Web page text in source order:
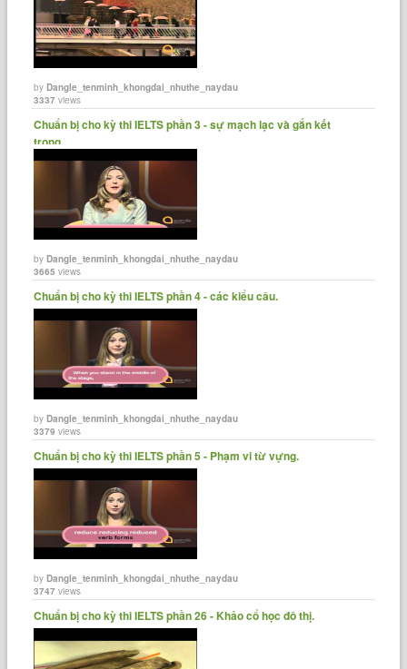
byDangle_tenminh_khongdai_nhuthe_naydau
3337 views
Chuẩn bị cho kỳ thi IELTS phần 3 - sự mạch lạc và gắn kết
trong......
byDangle_tenminh_khongdai_nhuthe_naydau
3665 views
Chuẩn bị cho kỳ thi IELTS phần 4 - các kiểu câu.
byDangle_tenminh_khongdai_nhuthe_naydau
3379 views
Chuẩn bị cho kỳ thi IELTS phần 5 - Phạm vi từ vựng.
byDangle_tenminh_khongdai_nhuthe_naydau
3747 views
‪Chuẩn bị cho kỳ thi IELTS phần 26 - Khảo cổ học đô thị.